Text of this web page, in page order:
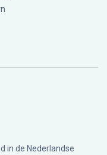
in de Nederlandse